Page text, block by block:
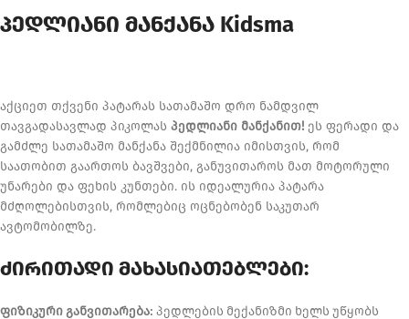
პედლიანი მანქანა Kidsma
აქციეთ თქვენი პატარას სათამაშო დრო ნამდვილ
თავგადასავლად პიკოლას პედლიანი მანქანით! ეს ფერადი და
გამძლე სათამაშო მანქანა შექმნილია იმისთვის, რომ
საათობით გაართოს ბავშვები, განუვითაროს მათ მოტორული
უნარები და ფეხის კუნთები. ის იდეალურია პატარა
მძღოლებისთვის, რომლებიც ოცნებობენ საკუთარ
ავტომობილზე.
ძირითადი მახასიათებლები:
ფიზიკური განვითარება: პედლების მექანიზმი ხელს უწყობს